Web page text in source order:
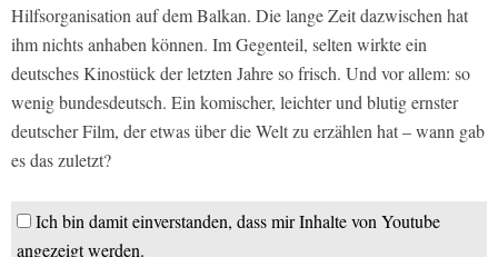
Hilfsorganisation auf dem Balkan. Die lange Zeit dazwischen hat
ihm nichts anhaben können. Im Gegenteil, selten wirkte ein
deutsches Kinostück der letzten Jahre so frisch. Und vor allem: so
wenig bundesdeutsch. Ein komischer, leichter und blutig ernster
deutscher Film, der etwas über die Welt zu erzählen hat – wann gab
es das zuletzt?
Ich bin damit einverstanden, dass mir Inhalte von Youtube
angezeigt werden.